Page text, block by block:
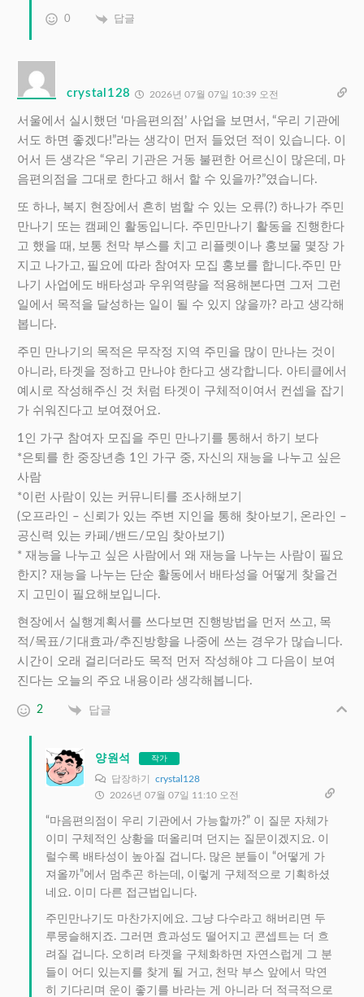
0 답글
crystal128 2026년 07월 07일 10:39 오전
서울에서 실시했던 ‘마음편의점’ 사업을 보면서, “우리 기관에
서도 하면 좋겠다!”라는 생각이 먼저 들었던 적이 있습니다. 이
어서 든 생각은 “우리 기관은 거동 불편한 어르신이 많은데, 마
음편의점을 그대로 한다고 해서 할 수 있을까?”였습니다.
또 하나, 복지 현장에서 흔히 범할 수 있는 오류(?) 하나가 주민
만나기 또는 캠페인 활동입니다. 주민만나기 활동을 진행한다
고 했을 때, 보통 천막 부스를 치고 리플렛이나 홍보물 몇장 가
지고 나가고, 필요에 따라 참여자 모집 홍보를 합니다.주민 만
나기 사업에도 배타성과 우위역량을 적용해본다면 그저 그런
일에서 목적을 달성하는 일이 될 수 있지 않을까? 라고 생각해
봅니다.
주민 만나기의 목적은 무작정 지역 주민을 많이 만나는 것이
아니라, 타겟을 정하고 만나야 한다고 생각합니다. 아티클에서
예시로 작성해주신 것 처럼 타겟이 구체적이여서 컨셉을 잡기
가 쉬워진다고 보여졌어요.
1인 가구 참여자 모집을 주민 만나기를 통해서 하기 보다
*은퇴를 한 중장년층 1인 가구 중, 자신의 재능을 나누고 싶은
사람
*이런 사람이 있는 커뮤니티를 조사해보기
(오프라인 – 신뢰가 있는 주변 지인을 통해 찾아보기, 온라인 –
공신력 있는 카페/밴드/모임 찾아보기)
* 재능을 나누고 싶은 사람에서 왜 재능을 나누는 사람이 필요
한지? 재능을 나누는 단순 활동에서 배타성을 어떻게 찾을건
지 고민이 필요해보입니다.
현장에서 실행계획서를 쓰다보면 진행방법을 먼저 쓰고, 목
적/목표/기대효과/추진방향을 나중에 쓰는 경우가 많습니다.
시간이 오래 걸리더라도 목적 먼저 작성해야 그 다음이 보여
진다는 오늘의 주요 내용이라 생각해봅니다.
2 답글
양원석 작가
답장하기 crystal128
2026년 07월 07일 11:10 오전
“마음편의점이 우리 기관에서 가능할까?” 이 질문 자체가
이미 구체적인 상황을 떠올리며 던지는 질문이겠지요. 이
럴수록 배타성이 높아질 겁니다. 많은 분들이 “어떻게 가
져올까”에서 멈추곤 하는데, 이렇게 구체적으로 기획하셨
네요. 이미 다른 접근법입니다.
주민만나기도 마찬가지에요. 그냥 다수라고 해버리면 두
루뭉슬해지죠. 그러면 효과성도 떨어지고 콘셉트는 더 흐
려질 겁니다. 오히려 타겟을 구체화하면 자연스럽게 그 분
들이 어디 있는지를 찾게 될 거고, 천막 부스 앞에서 막연
히 기다리며 운이 좋기를 바라는 게 아니라 더 적극적으로